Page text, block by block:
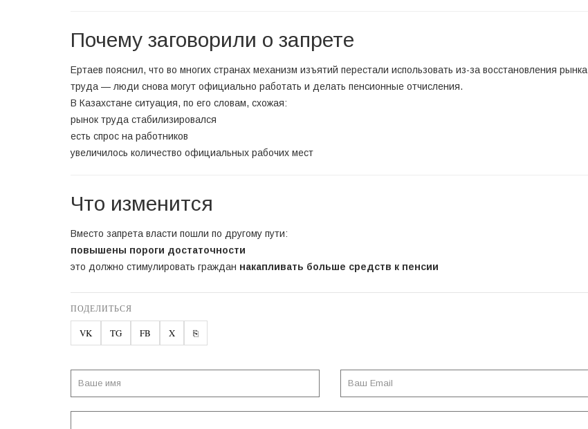
Почему заговорили о запрете
Ертаев пояснил, что во многих странах механизм изъятий перестали использовать из-за восстановления рынка
труда — люди снова могут официально работать и делать пенсионные отчисления.
В Казахстане ситуация, по его словам, схожая:
рынок труда стабилизировался
есть спрос на работников
увеличилось количество официальных рабочих мест
Что изменится
Вместо запрета власти пошли по другому пути:
повышены пороги достаточности
это должно стимулировать граждан накапливать больше средств к пенсии
ПОДЕЛИТЬСЯ
VK TG FB X ⎘